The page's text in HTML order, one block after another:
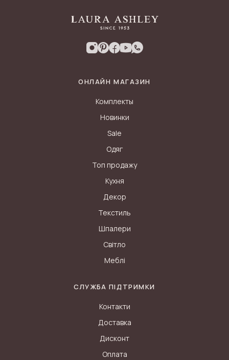
ОНЛАЙН МАГАЗИН
Комплекты
Новинки
Sale
Одяг
Топ продажу
Кухня
Декор
Текстиль
Шпалери
Світло
Меблі
СЛУЖБА ПІДТРИМКИ
Контакти
Доставка
Дисконт
Оплата